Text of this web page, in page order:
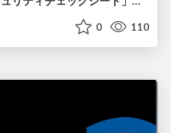
0 110